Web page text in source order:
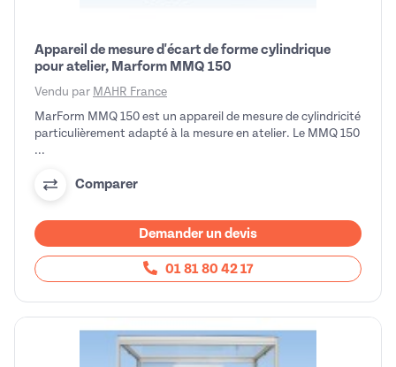
Appareil de mesure d'écart de forme cylindrique
pour atelier, Marform MMQ 150
Vendu par MAHR France
MarForm MMQ 150 est un appareil de mesure de cylindricité
particulièrement adapté à la mesure en atelier. Le MMQ 150
...
Comparer
Demander un devis
01 81 80 42 17